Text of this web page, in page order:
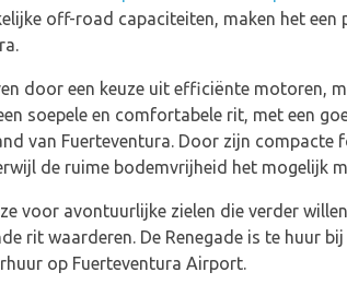
off-road capaciteiten, maken het
door een keuze uit efficiënte motoren,
soepele en comfortabele rit, met een
van Fuerteventura. Door zijn
de ruime bodemvrijheid het
voor avontuurlijke zielen die verder
rit waarderen. De Renegade is te huur bij
op Fuerteventura Airport.